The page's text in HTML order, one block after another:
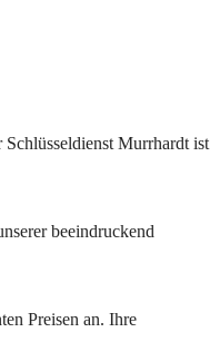
Murrhardt ist
beeindruckend
Preisen an. Ihre